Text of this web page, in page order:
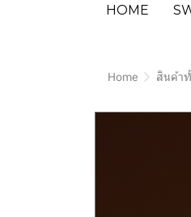
HOME
Home สินค้า